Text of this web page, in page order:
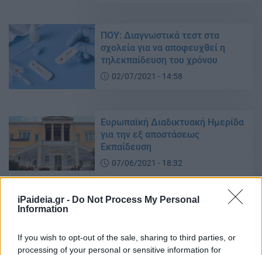
iPaideia.gr - Do Not Process My Personal
Information
If you wish to opt-out of the sale, sharing to third parties, or
processing of your personal or sensitive information for
ΠΟΥ: Διαγνωστικά τεστ στα
σχολεία για να αποφευχθεί η
τηλεκπαίδευση του χρόνου
02/07/2021 - 14:58
Ευρωπαϊκή Διαδικτυακή Ημερίδα
για την εξ αποστάσεως
Εκπαίδευση
07/06/2021 - 18:32
ομάδες
15/04/2021 - 10:29